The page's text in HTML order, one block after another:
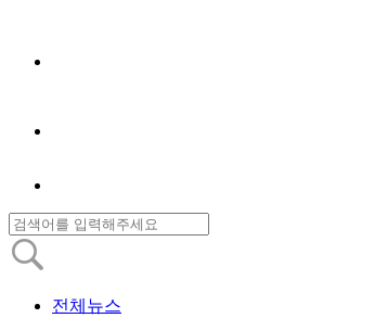
전체뉴스